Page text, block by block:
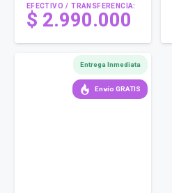
EFECTIVO / TRANSFERENCIA:
$ 2.990.000
Entrega Inmediata
Envío GRATIS